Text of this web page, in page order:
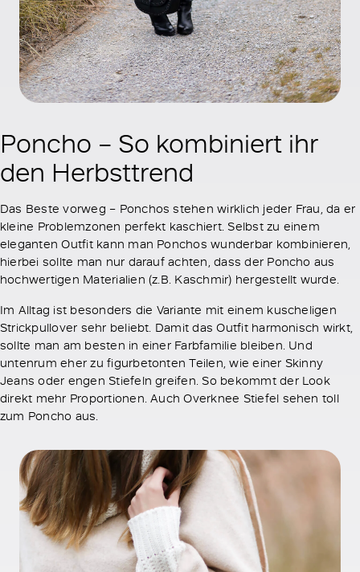
Poncho – So kombiniert ihr
den Herbsttrend
Das Beste vorweg – Ponchos stehen wirklich jeder Frau, da er
kleine Problemzonen perfekt kaschiert. Selbst zu einem
eleganten Outfit kann man Ponchos wunderbar kombinieren,
hierbei sollte man nur darauf achten, dass der Poncho aus
hochwertigen Materialien (z.B. Kaschmir) hergestellt wurde.
Im Alltag ist besonders die Variante mit einem kuscheligen
Strickpullover sehr beliebt. Damit das Outfit harmonisch wirkt,
sollte man am besten in einer Farbfamilie bleiben. Und
untenrum eher zu figurbetonten Teilen, wie einer Skinny
Jeans oder engen Stiefeln greifen. So bekommt der Look
direkt mehr Proportionen. Auch Overknee Stiefel sehen toll
zum Poncho aus.